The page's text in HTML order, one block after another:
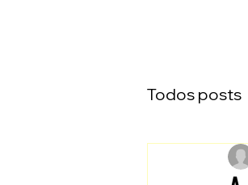
Todos posts